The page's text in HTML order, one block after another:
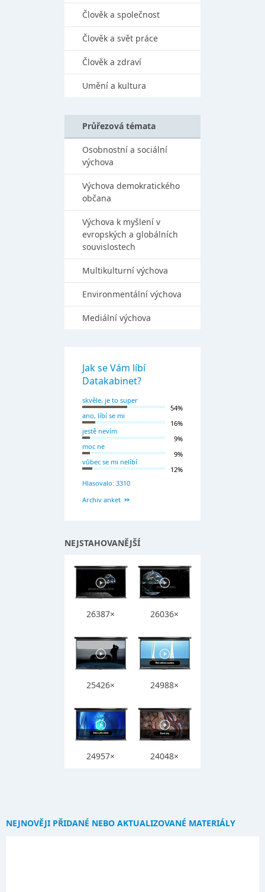
Člověk a společnost
Člověk a svět práce
Člověk a zdraví
Umění a kultura
Průřezová témata
Osobnostní a sociální
výchova
Výchova demokratického
občana
Výchova k myšlení v
evropských a globálních
souvislostech
Multikulturní výchova
Environmentální výchova
Mediální výchova
Jak se Vám líbí
Datakabinet?
skvěle, je to super
54%
ano, líbí se mi
16%
jestě nevím
9%
moc ne
9%
vůbec se mi nelíbí
12%
Hlasovalo: 3310
Archiv anket
NEJSTAHOVANĚJŠÍ
26387× 26036×
25426× 24988×
24957× 24048×
NEJNOVĚJI PŘIDANÉ NEBO AKTUALIZOVANÉ MATERIÁLY